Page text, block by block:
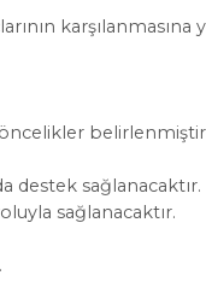
karşılanmasına
destek
sağlanacaktır.